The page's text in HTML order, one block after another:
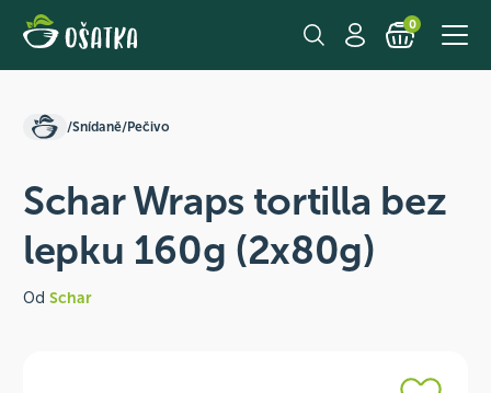
0
/Snídaně/Pečivo
Schar Wraps tortilla bez
lepku 160g (2x80g)
Od Schar